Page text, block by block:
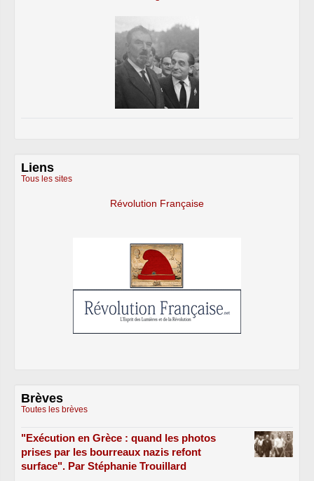
Liens
Tous les sites
Révolution Française
Brèves
Toutes les brèves
"Exécution en Grèce : quand les photos
prises par les bourreaux nazis refont
surface". Par Stéphanie Trouillard